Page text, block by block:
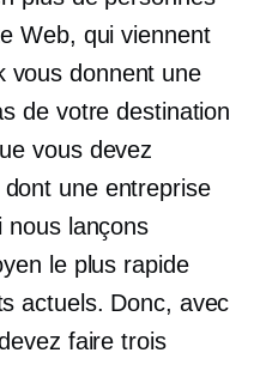
Web, qui viennent
vous donnent une
de votre destination
vous devez
une entreprise
nous lançons
le plus rapide
actuels. Donc, avec
faire trois